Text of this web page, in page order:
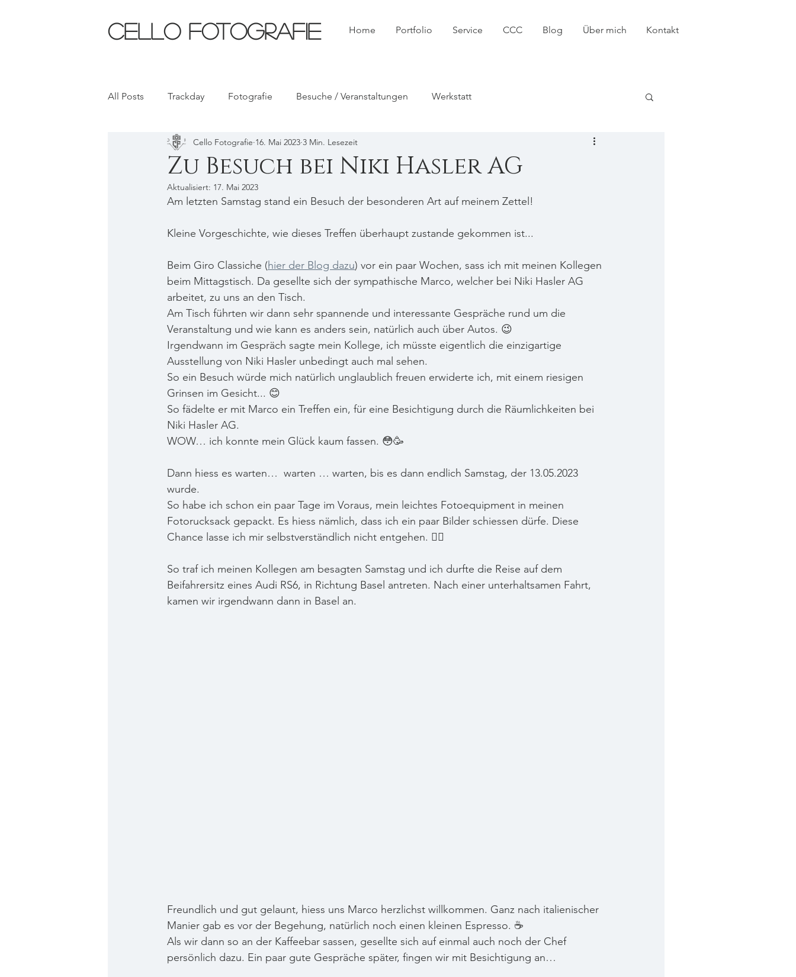
CELLO FOTOGRAFIE Home Portfolio Service CCC Blog Über mich Kontakt
All Posts Trackday Fotografie Besuche / Veranstaltungen Werkstatt
Zu Besuch bei Niki Hasler AG
Cello Fotografie 16. Mai 2023 3 Min. Lesezeit
Aktualisiert: 17. Mai 2023
Am letzten Samstag stand ein Besuch der besonderen Art auf meinem Zettel!
Kleine Vorgeschichte, wie dieses Treffen überhaupt zustande gekommen ist...
Beim Giro Classiche (hier der Blog dazu) vor ein paar Wochen, sass ich mit meinen Kollegen
beim Mittagstisch. Da gesellte sich der sympathische Marco, welcher bei Niki Hasler AG
arbeitet, zu uns an den Tisch.
Am Tisch führten wir dann sehr spannende und interessante Gespräche rund um die
Veranstaltung und wie kann es anders sein, natürlich auch über Autos. 😉
Irgendwann im Gespräch sagte mein Kollege, ich müsste eigentlich die einzigartige
Ausstellung von Niki Hasler unbedingt auch mal sehen.
So ein Besuch würde mich natürlich unglaublich freuen erwiderte ich, mit einem riesigen
Grinsen im Gesicht... 😊
So fädelte er mit Marco ein Treffen ein, für eine Besichtigung durch die Räumlichkeiten bei
Niki Hasler AG.
WOW… ich konnte mein Glück kaum fassen. 😳🥳
Dann hiess es warten…  warten … warten, bis es dann endlich Samstag, der 13.05.2023
wurde.
So habe ich schon ein paar Tage im Voraus, mein leichtes Fotoequipment in meinen
Fotorucksack gepackt. Es hiess nämlich, dass ich ein paar Bilder schiessen dürfe. Diese
Chance lasse ich mir selbstverständlich nicht entgehen. 👍🏽
So traf ich meinen Kollegen am besagten Samstag und ich durfte die Reise auf dem
Beifahrersitz eines Audi RS6, in Richtung Basel antreten. Nach einer unterhaltsamen Fahrt,
kamen wir irgendwann dann in Basel an.
Freundlich und gut gelaunt, hiess uns Marco herzlichst willkommen. Ganz nach italienischer
Manier gab es vor der Begehung, natürlich noch einen kleinen Espresso. ☕️
Als wir dann so an der Kaffeebar sassen, gesellte sich auf einmal auch noch der Chef
persönlich dazu. Ein paar gute Gespräche später, fingen wir mit Besichtigung an…